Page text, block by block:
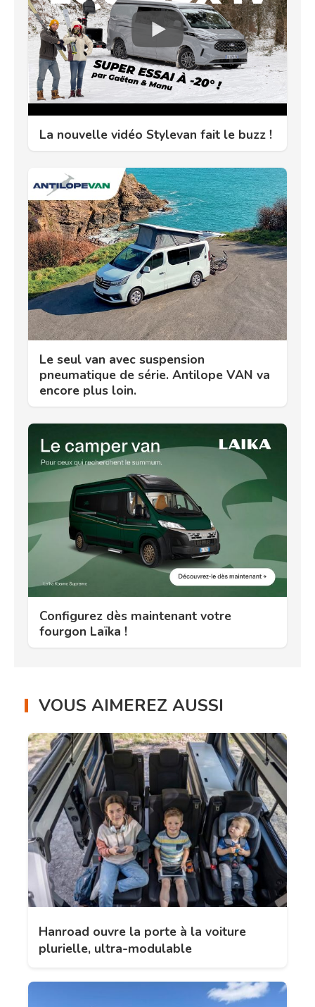
La nouvelle vidéo Stylevan fait le buzz !
Le seul van avec suspension
pneumatique de série. Antilope VAN va
encore plus loin.
Configurez dès maintenant votre
fourgon Laïka !
VOUS AIMEREZ AUSSI
Hanroad ouvre la porte à la voiture
plurielle, ultra-modulable